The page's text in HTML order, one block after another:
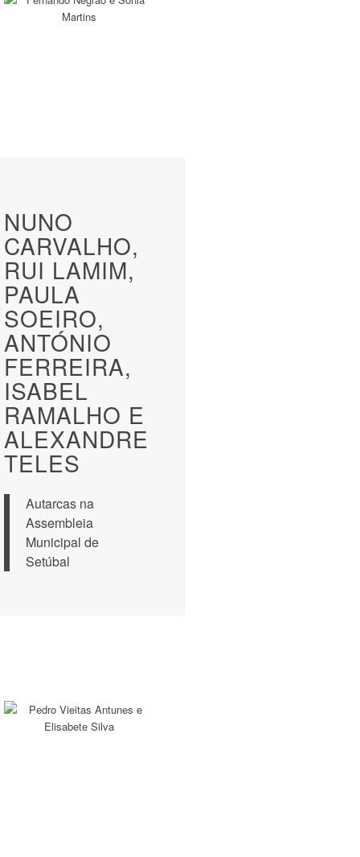
NUNO
CARVALHO,
RUI LAMIM,
PAULA
SOEIRO,
ANTÓNIO
FERREIRA,
ISABEL
RAMALHO E
ALEXANDRE
TELES
Autarcas na
Assembleia
Municipal de
Setúbal